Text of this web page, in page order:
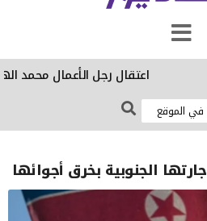
‏اعتقال رجل الأعمال محمد
الجنوبية بخرق أجوائها